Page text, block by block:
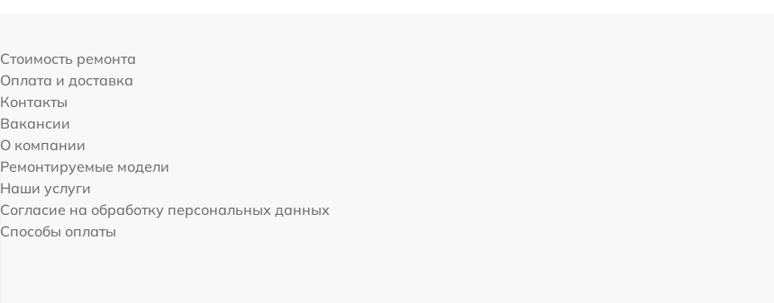
Стоимость ремонта
Оплата и доставка
Контакты
Вакансии
О компании
Ремонтируемые модели
Наши услуги
Согласие на обработку персональных данных
Способы оплаты